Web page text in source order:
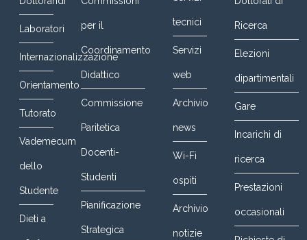
Laboratori
Internazionalizzazione
Orientamento
Tutorato
Vademecum
dello
Studente
Dieti a
per il
Coordinamento
Didattico
Commissione
Paritetica
Docenti-
Studenti
Pianificazione
Strategica
tecnici
Servizi
web
Archivio
news
Wi-Fi
ospiti
Archivio
notizie
Ricerca
Elezioni
dipartimentali
Gare
Incarichi di
ricerca
Prestazioni
occasionali